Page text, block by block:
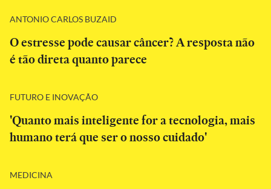
ANTONIO CARLOS BUZAID
O estresse pode causar câncer? A resposta não
é tão direta quanto parece
FUTURO E INOVAÇÃO
'Quanto mais inteligente for a tecnologia, mais
humano terá que ser o nosso cuidado'
MEDICINA